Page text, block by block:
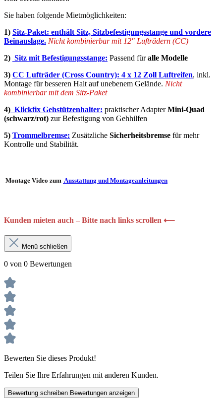
Sie haben folgende Mietmöglichkeiten:
1) Sitz-Paket: enthält Sitz, Sitzbefestigungsstange und vordere
Beinauslage. Nicht kombinierbar mit 12" Lufträdern (CC)
2) Sitz mit Befestigungsstange: Passend füralle Modelle
3) CC Lufträder (Cross Country): 4 x 12 Zoll Luftreifen, inkl.
Montage für besseren Halt auf unebenem Gelände. Nicht
kombinierbar mit dem Sitz-Paket
4) Klickfix Gehstützenhalter: praktischer AdapterMini-Quad
(schwarz/rot) zur Befestigung von Gehhilfen
5) Trommelbremse: Zusätzliche Sicherheitsbremse für mehr
Kontrolle und Stabilität.
Montage Video zum Ausstattung und Montageanleitungen
Kunden mieten auch – Bitte nach links scrollen ⟵
Menü schließen
0 von 0 Bewertungen
Bewerten Sie dieses Produkt!
Teilen Sie Ihre Erfahrungen mit anderen Kunden.
Bewertung schreiben Bewertungen anzeigen